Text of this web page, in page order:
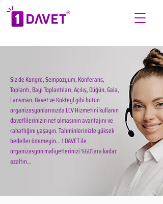
Siz de Kongre, Sempozyum, Konferans,
Toplantı, Bayi Toplantıları, Açılış, Düğün, Gala,
Lansman, Davet ve Kokteyl gibi bütün
organizasyonlarınızda LCV Hizmetini kullanın
davetlilerinizin net olmasının avantajını ve
rahatlığını yaşayın. Tahminlerinizle yüksek
bedeller ödemeyin... 1 DAVET ile
organizasyon maliyetlerinizi %60'lara kadar
azaltın...